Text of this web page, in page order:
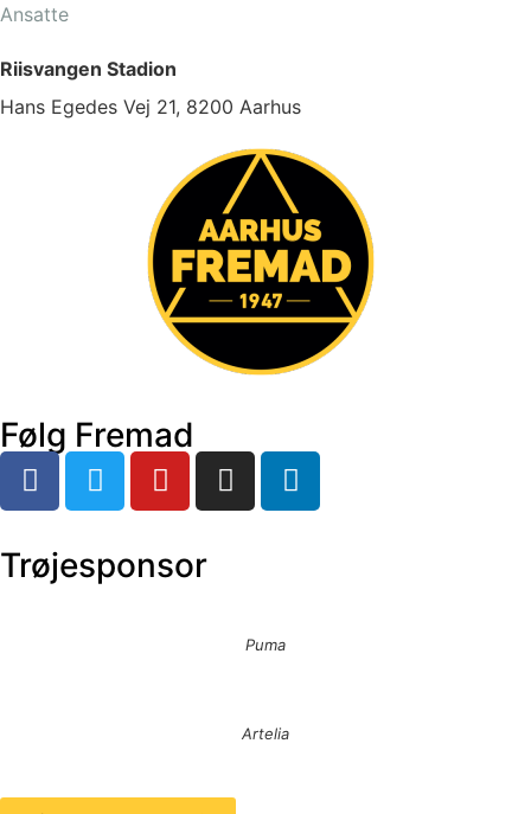
Ansatte
Riisvangen Stadion
Hans Egedes Vej 21, 8200 Aarhus
Følg Fremad
Trøjesponsor
Puma
Artelia